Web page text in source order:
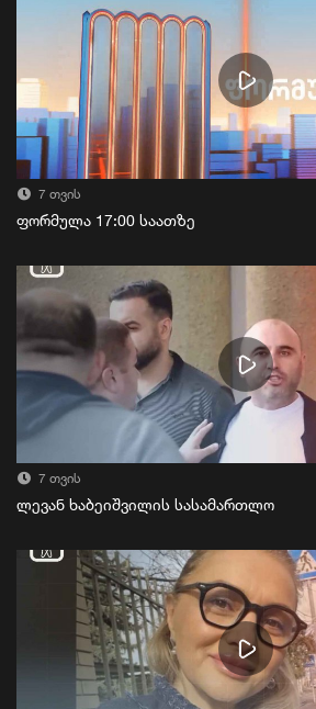
7 თვის
ფორმულა 17:00 საათზე
7 თვის
ლევან ხაბეიშვილის სასამართლო